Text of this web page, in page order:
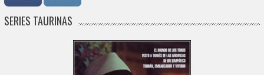
SERIES TAURINAS